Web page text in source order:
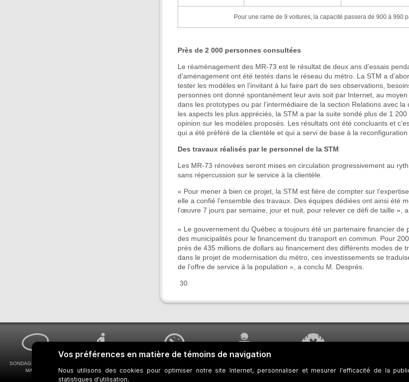
Pour une rame de 9 voitures, la capacité passera de 900 à 990
Près de 2 000 personnes consultées
Le réaménagement des MR-73 est le résultat de deux ans d’essais
d’aménagement ont été testés dans le réseau du métro. La STM a
tester les modèles en l’invitant à lui faire part de ses observations,
personnes ont donné spontanément leur avis soit par Internet, au
dans les prototypes ou par l’intermédiaire de la section Relations avec la
les aspects les plus appréciés, la STM a par la suite sondé plus de 1
opinion sur les modèles proposés. Les résultats ont été concluants et
qui a été préféré de la clientèle et qui a servi de base à la reconfiguration
Des travaux réalisés par le personnel de la STM
Les MR-73 rénovées seront mises en circulation progressivement au
sans répercussion sur le service à la clientèle.
« Pour mener à bien ce projet, la STM est fière de compter sur
elle a confié l’ensemble des travaux. Des équipes dédiées ont ainsi été
l’œuvre 7 jours par semaine, jour et nuit, pour relever ce défi de taille »,
« Le gouvernement du Québec a toujours été un partenaire financier de
des municipalités pour le financement du transport en commun. Pour
près de 435 millions de dollars au financement des différents modes de
dans le projet de modernisation du métro, ces investissements se
de l’offre de service à la population », a conclu M. Després.
 30 
SONDAGES MA VOIX
MA STM
UNIVERSELLE
VOS HORAIRES DE BUS
CLIENTÈLE